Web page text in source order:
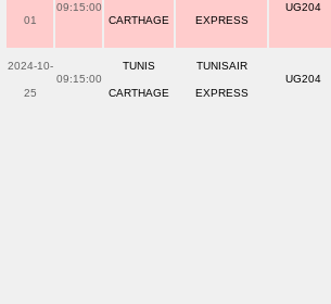
01
09:15:00
CARTHAGE EXPRESS
UG204
2024-10-
25
09:15:00
TUNIS
CARTHAGE
TUNISAIR
EXPRESS
UG204